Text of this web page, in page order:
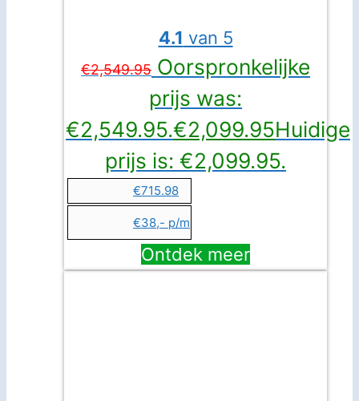
4.1 van 5
€2,549.95 Oorspronkelijke
prijs was:
€2,549.95.€2,099.95Huidige
prijs is: €2,099.95.
€715.98
€38,- p/m
Ontdek meer